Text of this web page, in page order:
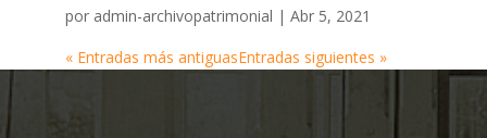
por admin-archivopatrimonial | Abr 5, 2021
« Entradas más antiguasEntradas siguientes »